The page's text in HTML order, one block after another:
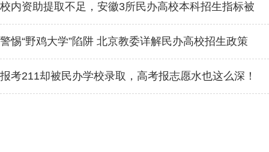
校内资助提取不足，安徽3所民办高校本科招生指标被
调减3%
警惕“野鸡大学”陷阱 北京教委详解民办高校招生政策
报考211却被民办学校录取，高考报志愿水也这么深！